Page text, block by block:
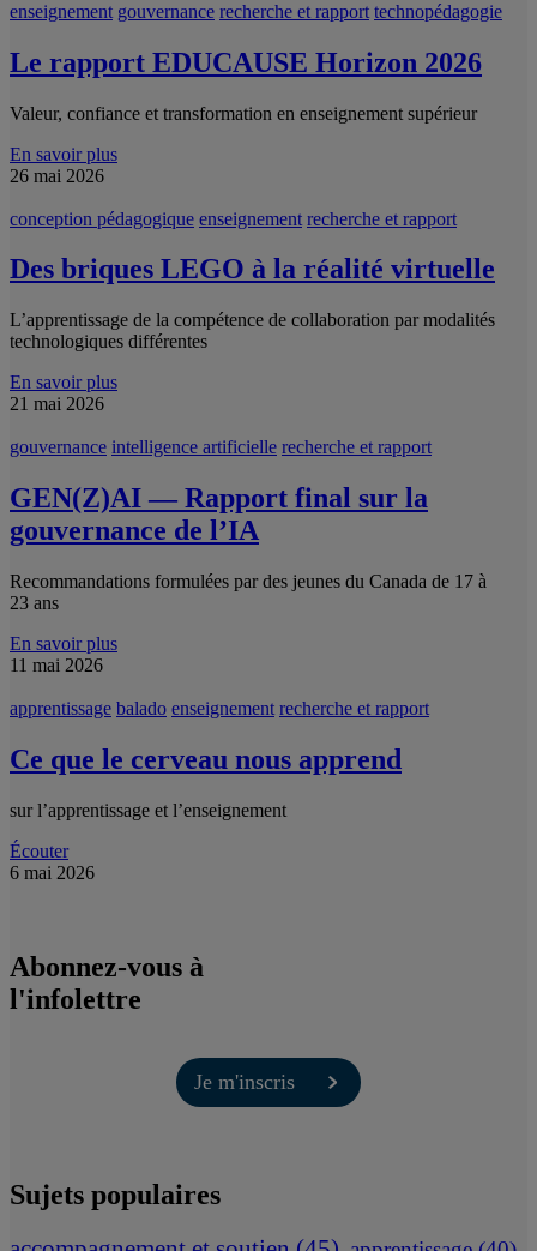
enseignement gouvernance recherche et rapport technopédagogie
Le rapport EDUCAUSE Horizon 2026
Valeur, confiance et transformation en enseignement supérieur
En savoir plus
26 mai 2026
conception pédagogique enseignement recherche et rapport
Des briques LEGO à la réalité virtuelle
L’apprentissage de la compétence de collaboration par modalités
technologiques différentes
En savoir plus
21 mai 2026
gouvernance intelligence artificielle recherche et rapport
GEN(Z)AI — Rapport final sur la
gouvernance de l’IA
Recommandations formulées par des jeunes du Canada de 17 à
23 ans
En savoir plus
11 mai 2026
apprentissage balado enseignement recherche et rapport
Ce que le cerveau nous apprend
sur l’apprentissage et l’enseignement
Écouter
6 mai 2026
Abonnez-vous à
l'infolettre
Je m'inscris
Sujets populaires